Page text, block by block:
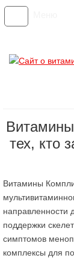
тех, кто
Витамины
направленности
поддержки
симптомов
комплексы для